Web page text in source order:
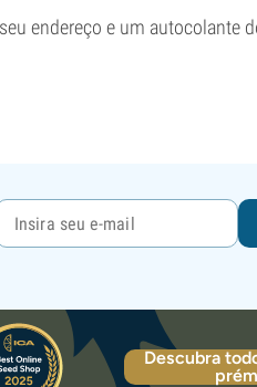
endereço e um autocolante
Descubra